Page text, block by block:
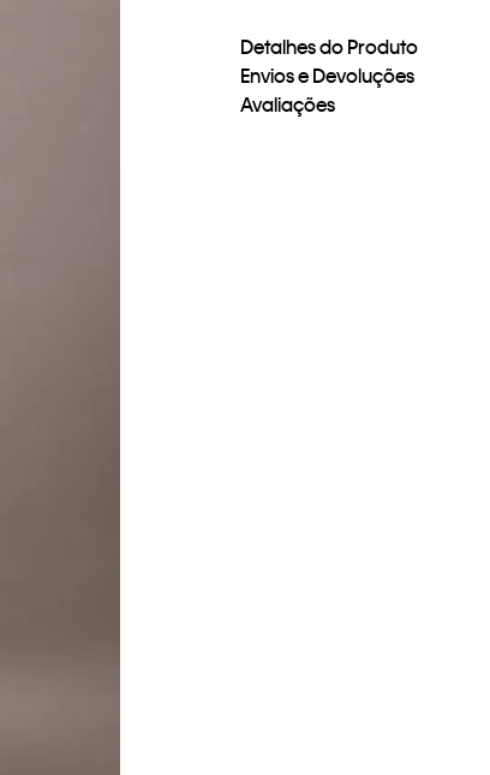
Detalhes do Produto
Envios e Devoluções
Avaliações